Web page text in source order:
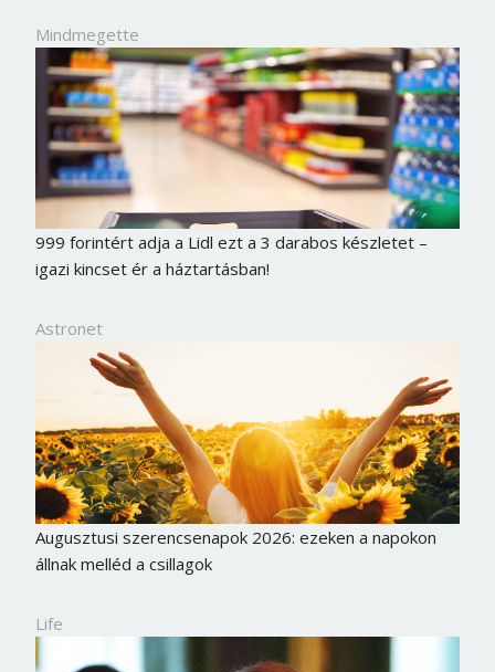
Mindmegette
999 forintért adja a Lidl ezt a 3 darabos készletet –
igazi kincset ér a háztartásban!
Astronet
Augusztusi szerencsenapok 2026: ezeken a napokon
állnak melléd a csillagok
Life